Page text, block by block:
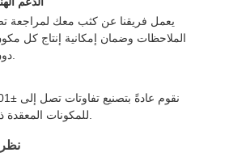
يعمل فريقنا عن كثب معك لمراجعة
الملاحظات وضمان إمكانية إنتاج كل